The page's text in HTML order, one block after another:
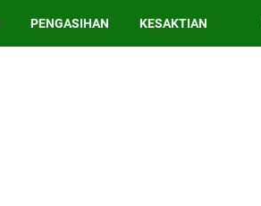
PENGASIHAN KESAKTIAN